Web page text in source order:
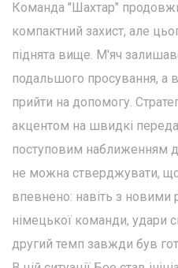
Команда "Шахтар"
компактний захист, але
піднята вище. М'яч
подальшого просування, а
прийти на допомогу.
акцентом на швидкі
поступовим наближенням
не можна стверджувати,
впевнено: навіть з новими
німецької команди, удари
другий темп завжди був